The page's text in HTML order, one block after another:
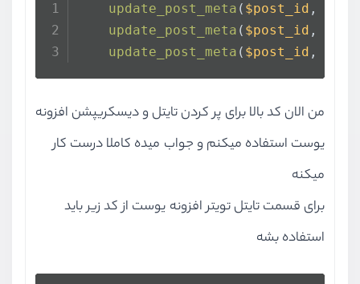
update_post_meta ( $post_id ,
update_post_meta ( $post_id ,
update_post_meta ( $post_id ,
من الان کد بالا برای پر کردن تایتل و دیسکریپشن افزونه
یوست استفاده میکنم و جواب میده کاملا درست کار
میکنه
برای قسمت تایتل تویتر افزونه یوست از کد زیر باید
استفاده بشه